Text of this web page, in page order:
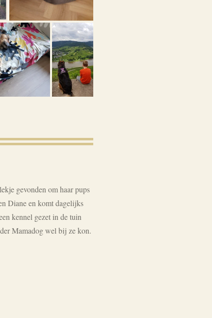
gevonden om haar pups
Diane en komt dagelijks
kennel gezet in de tuin
Mamadog wel bij ze kon.